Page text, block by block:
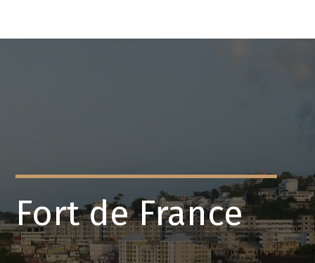
Fort de France